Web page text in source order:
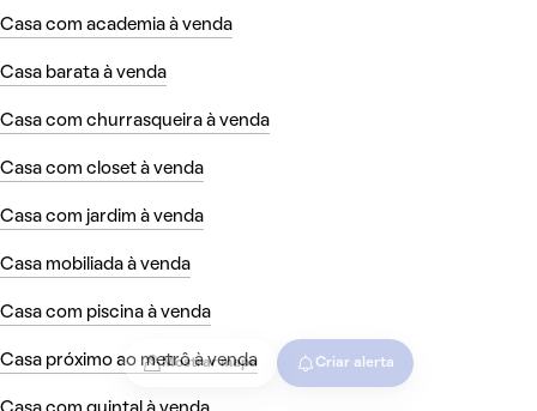
Mostrar mapa Criar alerta
Casa com academia à venda
Casa barata à venda
Casa com churrasqueira à venda
Casa com closet à venda
Casa com jardim à venda
Casa mobiliada à venda
Casa com piscina à venda
Casa próximo ao metrô à venda